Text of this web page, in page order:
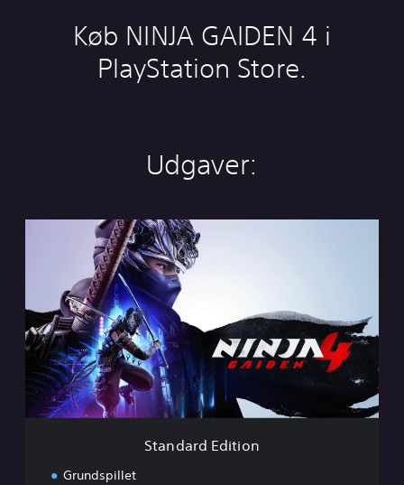
Køb NINJA GAIDEN 4 i
PlayStation Store.
Udgaver:
a
r
d
d
i
t
Standard Edition
Grundspillet